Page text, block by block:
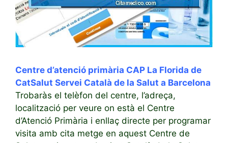
Centre d’atenció primària CAP La Florida de
CatSalut Servei Català de la Salut a Barcelona
Trobaràs el telèfon del centre, l’adreça,
localització per veure on està el Centre
d’Atenció Primària i enllaç directe per programar
visita amb cita metge en aquest Centre de